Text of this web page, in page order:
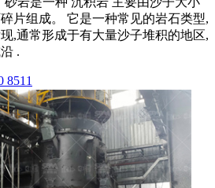
片组成。 它是一种常见的岩石类型,
,通常形成于有大量沙子堆积的地区,
.
8511